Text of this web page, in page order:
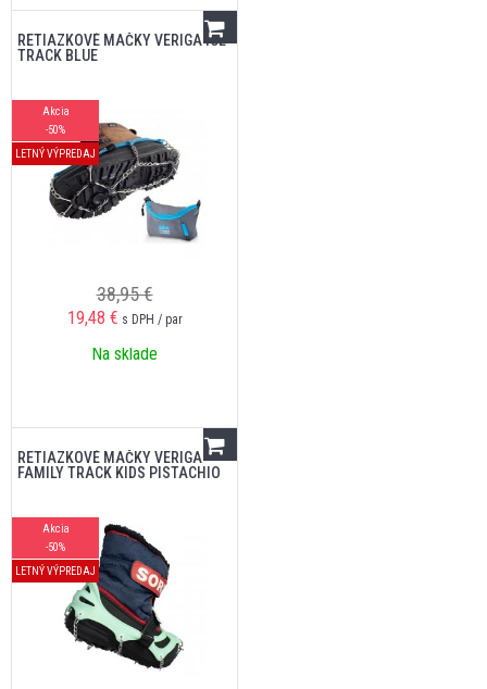
RETIAZKOVÉ MAČKY VERIGA ICE
TRACK BLUE
Akcia
-50%
LETNÝ VÝPREDAJ
38,95 €
19,48 € s DPH / par
Na sklade
RETIAZKOVÉ MAČKY VERIGA
FAMILY TRACK KIDS PISTACHIO
Akcia
-50%
LETNÝ VÝPREDAJ